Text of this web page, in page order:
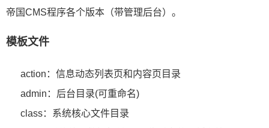
帝国CMS程序各个版本（带管理后台）。
模板文件
action：信息动态列表页和内容页目录
admin：后台目录(可重命名)
class：系统核心文件目录